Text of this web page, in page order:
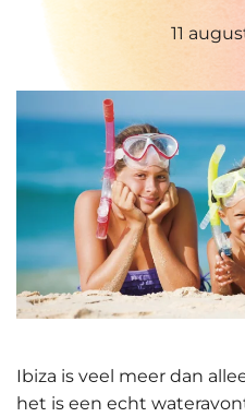
11
Ibiza is veel meer dan
het is een echt